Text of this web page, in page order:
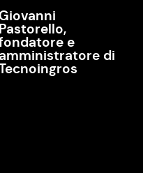
Pastorello,
e
amministratore di